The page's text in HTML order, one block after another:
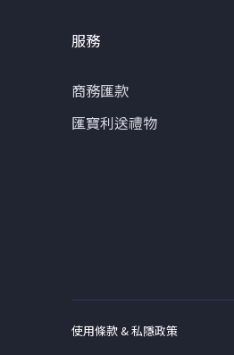
服務
商務匯款
匯寶利送禮物
使用條款 & 私隱政策